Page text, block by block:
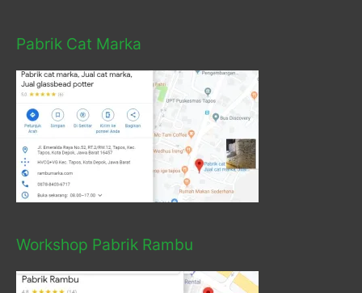
Pabrik Cat Marka
Workshop Pabrik Rambu